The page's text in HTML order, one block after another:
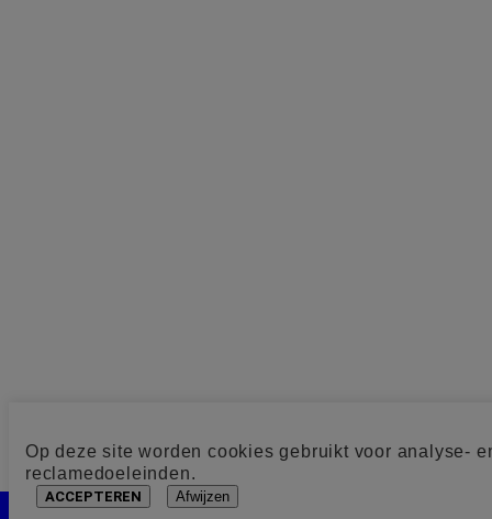
Op deze site worden cookies gebruikt voor analyse-
reclamedoeleinden.
ACCEPTEREN Afwijzen
Cookie toestemming